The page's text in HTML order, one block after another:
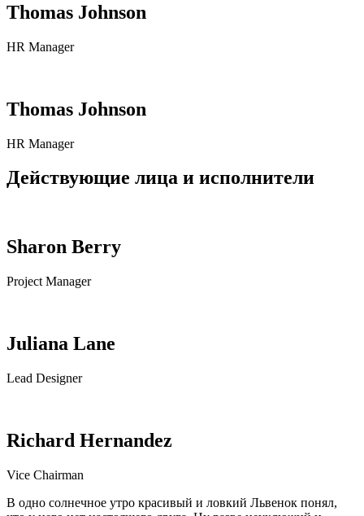
Thomas Johnson
HR Manager
Thomas Johnson
HR Manager
Действующие лица и исполнители
Sharon Berry
Project Manager
Juliana Lane
Lead Designer
Richard Hernandez
Vice Chairman
В одно солнечное утро красивый и ловкий Львенок понял,